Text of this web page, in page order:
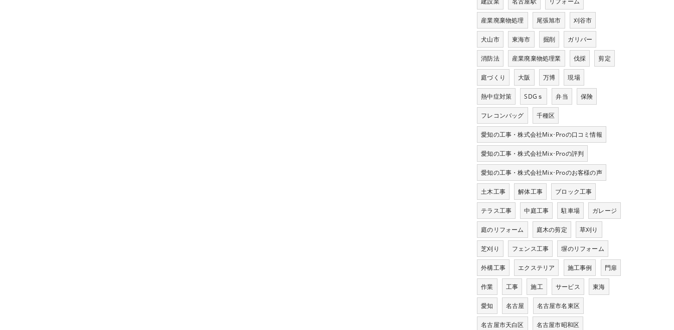
産業廃棄物処理 尾張旭市 刈谷市
犬山市 東海市 掘削 ガリバー
消防法 産業廃棄物処理業 伐採 剪定
庭づくり 大阪 万博 現場
熱中症対策 SDGｓ 弁当 保険
フレコンバッグ 千種区
愛知の工事・株式会社Mix･Proの口コミ情報
愛知の工事・株式会社Mix･Proの評判
愛知の工事・株式会社Mix･Proのお客様の声
土木工事 解体工事 ブロック工事
テラス工事 中庭工事 駐車場 ガレージ
庭のリフォーム 庭木の剪定 草刈り
芝刈り フェンス工事 塀のリフォーム
外構工事 エクステリア 施工事例 門扉
作業 工事 施工 サービス 東海
愛知 名古屋 名古屋市名東区
名古屋市天白区 名古屋市昭和区